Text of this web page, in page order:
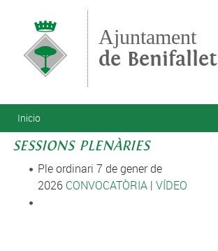
Ajuntament
de Benifallet
Se encuentra usted aquí
Inicio
SESSIONS PLENÀRIES
Ple ordinari 7 de gener de
2026 CONVOCATÒRIA| VÍDEO